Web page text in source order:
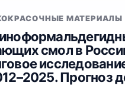
МАТЕРИАЛЫ
смол в
Прогноз